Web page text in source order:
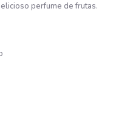
perfume de frutas.